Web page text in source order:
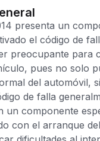
presenta un
el código de
preocupante para
pues no solo
del automóvil,
de falla
un componente
con el arranque